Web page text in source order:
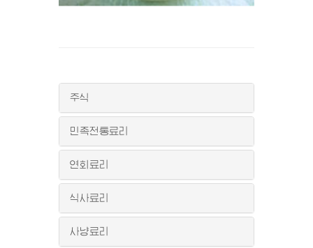
주식
민족전통료리
연회료리
식사료리
사냥료리